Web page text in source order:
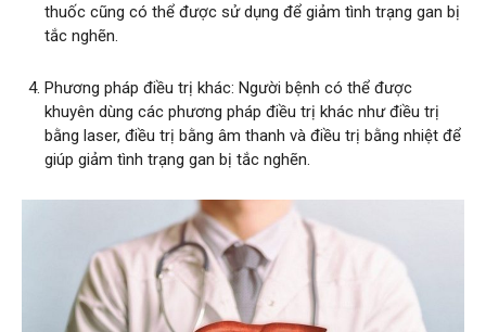
thuốc cũng có thể được sử dụng để giảm tình trạng gan bị
tắc nghẽn.
Phương pháp điều trị khác: Người bệnh có thể được
khuyên dùng các phương pháp điều trị khác như điều trị
bằng laser, điều trị bằng âm thanh và điều trị bằng nhiệt để
giúp giảm tình trạng gan bị tắc nghẽn.